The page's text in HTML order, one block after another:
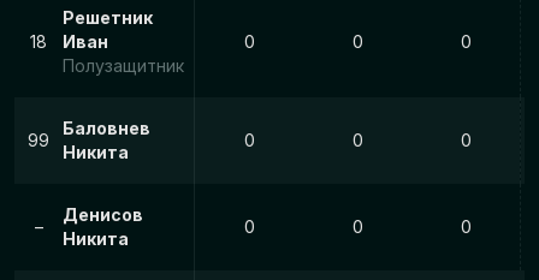
18
Решетник
Иван
Полузащитник
0 0 0
99
Баловнев
Никита
0 0 0
–
Денисов
Никита
0 0 0